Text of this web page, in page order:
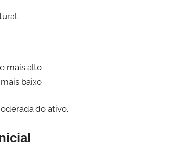
mais alto
baixo
do ativo.